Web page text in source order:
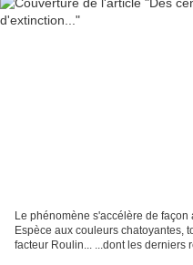
Le phénomène s'accélère de
Espèce aux couleurs chatoyantes,
facteur Roulin... ...dont les derniers